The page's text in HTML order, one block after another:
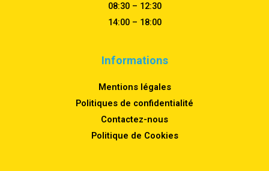
08:30 – 12:30
14:00 – 18:00
Informations
Mentions légales
Politiques de confidentialité
Contactez-nous
Politique de Cookies